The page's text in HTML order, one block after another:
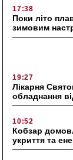
17:38
Поки літо
зимовим
19:27
Лікарня
обладнання
10:52
Кобзар
укриття та